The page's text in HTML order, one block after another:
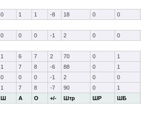
Ш А О +/- Штр ШР ШБ
0 1 1 -8 18 0 0
0 0 0 -1 2 0 0
1 6 7 2 70 0 1
1 7 8 -6 88 0 1
0 0 0 -1 2 0 0
1 7 8 -7 90 0 1